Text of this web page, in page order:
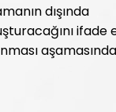
dışında
ifade
aşamasında